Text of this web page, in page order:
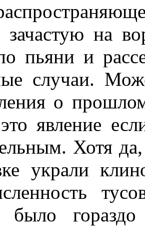
на
пьяни и
случаи.
о
явление
Хотя
украли
было